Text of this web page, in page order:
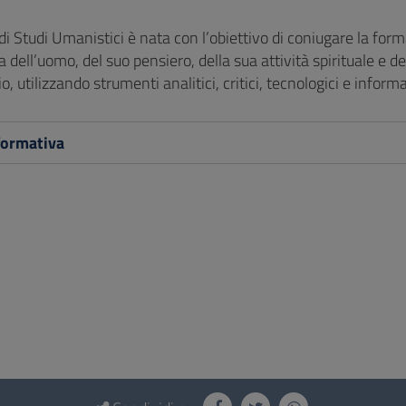
Studi Umanistici è nata con l’obiettivo di coniugare la
dell’uomo, del suo pensiero, della sua attività spirituale e
utilizzando strumenti analitici, critici, tecnologici e